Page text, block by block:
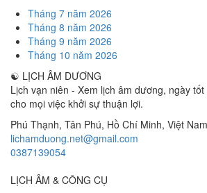
Tháng 7 năm 2026
Tháng 8 năm 2026
Tháng 9 năm 2026
Tháng 10 năm 2026
☯ LỊCH ÂM DƯƠNG
Lịch vạn niên - Xem lịch âm dương, ngày
cho mọi việc khởi sự thuận lợi.
Phú Thạnh, Tân Phú, Hồ Chí Minh, Việt Nam
lichamduong.net@gmail.com
0387139054
LỊCH ÂM & CÔNG CỤ